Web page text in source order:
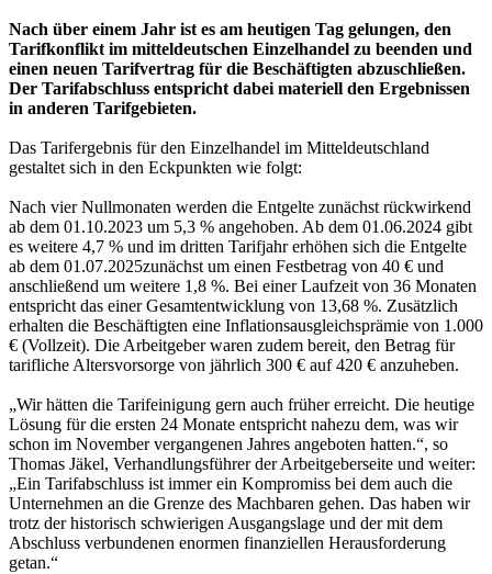
Nach über einem Jahr ist es am heutigen Tag gelungen, den
Tarifkonflikt im mitteldeutschen Einzelhandel zu beenden und
einen neuen Tarifvertrag für die Beschäftigten abzuschließen.
Der Tarifabschluss entspricht dabei materiell den Ergebnissen
in anderen Tarifgebieten.
Das Tarifergebnis für den Einzelhandel im Mitteldeutschland
gestaltet sich in den Eckpunkten wie folgt:
Nach vier Nullmonaten werden die Entgelte zunächst rückwirkend
ab dem 01.10.2023 um 5,3 % angehoben. Ab dem 01.06.2024 gibt
es weitere 4,7 % und im dritten Tarifjahr erhöhen sich die Entgelte
ab dem 01.07.2025zunächst um einen Festbetrag von 40 € und
anschließend um weitere 1,8 %. Bei einer Laufzeit von 36 Monaten
entspricht das einer Gesamtentwicklung von 13,68 %. Zusätzlich
erhalten die Beschäftigten eine Inflationsausgleichsprämie von 1.000
€ (Vollzeit). Die Arbeitgeber waren zudem bereit, den Betrag für
tarifliche Altersvorsorge von jährlich 300 € auf 420 € anzuheben.
„Wir hätten die Tarifeinigung gern auch früher erreicht. Die heutige
Lösung für die ersten 24 Monate entspricht nahezu dem, was wir
schon im November vergangenen Jahres angeboten hatten.“, so
Thomas Jäkel, Verhandlungsführer der Arbeitgeberseite und weiter:
„Ein Tarifabschluss ist immer ein Kompromiss bei dem auch die
Unternehmen an die Grenze des Machbaren gehen. Das haben wir
trotz der historisch schwierigen Ausgangslage und der mit dem
Abschluss verbundenen enormen finanziellen Herausforderung
getan.“